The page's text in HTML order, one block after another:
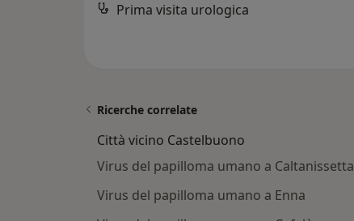
Prima visita urologica
Ricerche correlate
Città vicino Castelbuono
Virus del papilloma umano a Caltanissetta
Virus del papilloma umano a Enna